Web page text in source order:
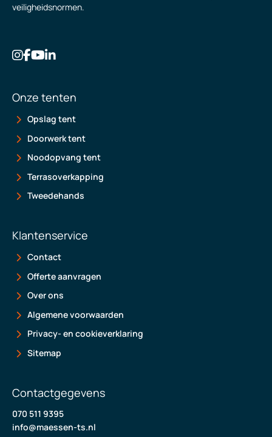
veiligheidsnormen.
Onze tenten
Opslag tent
Doorwerk tent
Noodopvang tent
Terrasoverkapping
Tweedehands
Klantenservice
Contact
Offerte aanvragen
Over ons
Algemene voorwaarden
Privacy- en cookieverklaring
Sitemap
Contactgegevens
070 511 9395
info@maessen-ts.nl